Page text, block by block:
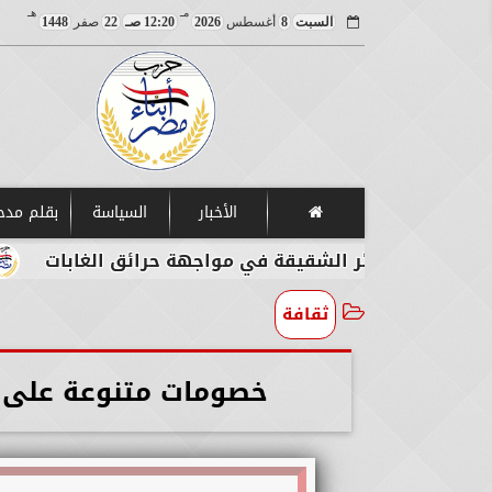
السبت 8 أغسطس2026
مـ
12:20 صـ 22 صفر1448
هـ
الأخبار السياسة بقلم
مصر الشقيقة في مواجهة حرائق الغابات
ثقافة
خصومات متنوعة على